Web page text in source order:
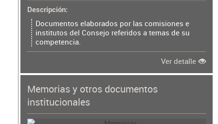
Descripción
Documentos elaborados por las comisiones e
institutos del Consejo referidos a temas de su
competencia.
Ver detalle
Memorias y otros documentos
institucionales